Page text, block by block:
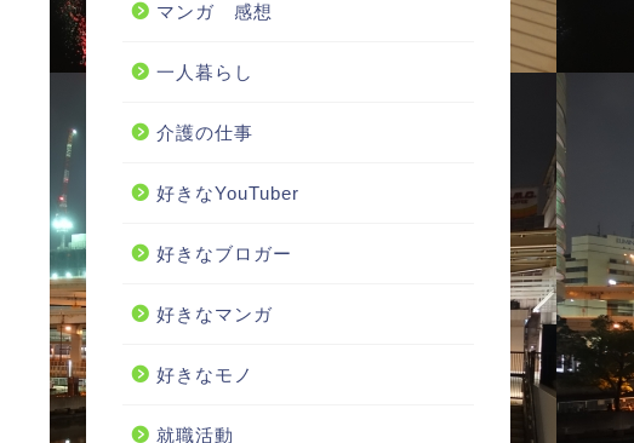
マンガ 感想
一人暮らし
介護の仕事
好きなYouTuber
好きなブロガー
好きなマンガ
好きなモノ
就職活動